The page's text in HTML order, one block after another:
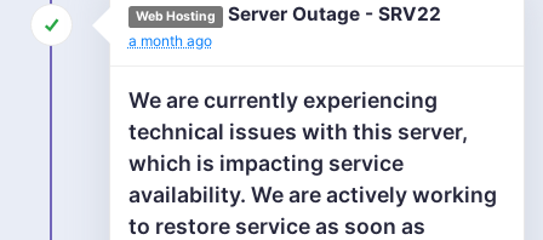
Web Hosting Server Outage - SRV22
a month ago
We are currently experiencing
technical issues with this server,
which is impacting service
availability. We are actively working
to restore service as soon as